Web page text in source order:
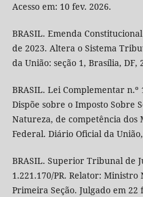
Acesso em: 10 fev. 2026.
BRASIL. Emenda
de 2023. Altera o Sistema
da União: seção 1, Brasília, DF,
BRASIL. Lei Complementar
Dispõe sobre o Imposto Sobre
Natureza, de competência dos
Federal. Diário Oficial da
BRASIL. Superior Tribunal de
1.221.170/PR. Relator:
Primeira Seção. Julgado em 22